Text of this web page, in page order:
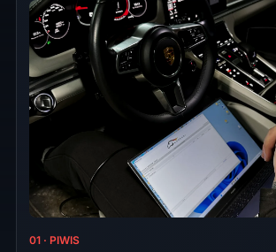
01 · PIWIS